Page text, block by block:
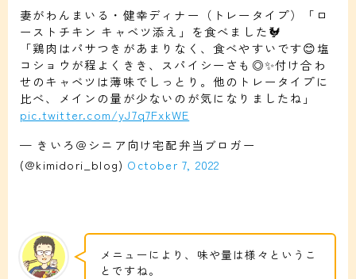
妻がわんまいる・健幸ディナー（トレータイプ）「ロ
ーストチキン キャベツ添え」を食べました🐓
「鶏肉はパサつきがあまりなく、食べやすいです😊塩
コショウが程よくきき、スパイシーさも◎✨付け合わ
せのキャベツは薄味でしっとり。他のトレータイプに
比べ、メインの量が少ないのが気になりましたね」
pic.twitter.com/yJ7q7FxkWE
— きいろ＠シニア向け宅配弁当ブロガー
(@kimidori_blog) October 7, 2022
メニューにより、味や量は様々というこ
とですね。